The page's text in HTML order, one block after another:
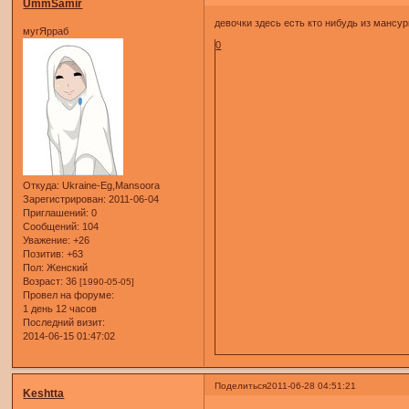
UmmSamir
мугЯрраб
Откуда: Ukraine-Eg,Mansoora
Зарегистрирован: 2011-06-04
Приглашений: 0
Сообщений: 104
Уважение: +26
Позитив: +63
Пол: Женский
Возраст: 36[1990-05-05]
Провел на форуме:
1 день 12 часов
Последний визит:
2014-06-15 01:47:02
девочки здесь есть кто нибудь из
0
Поделиться2011-06-28 04:51:21
Keshtta